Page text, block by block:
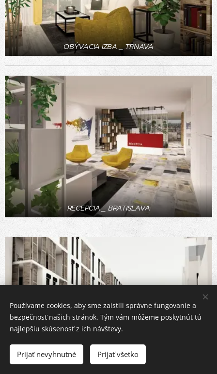
OBÝVACIA IZBA _ TRNAVA
RECEPCIA _ BRATISLAVA
Používame cookies, aby sme zaistili správne fungovanie a
bezpečnosť našich stránok. Tým vám môžeme poskytnúť tú
najlepšiu skúsenosť z ich návštevy.
Prijať nevyhnutné Prijať všetko